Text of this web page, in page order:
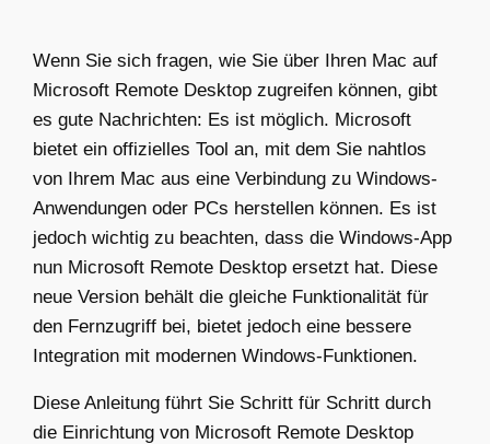
Wenn Sie sich fragen, wie Sie über Ihren Mac auf
Microsoft Remote Desktop zugreifen können, gibt
es gute Nachrichten: Es ist möglich. Microsoft
bietet ein offizielles Tool an, mit dem Sie nahtlos
von Ihrem Mac aus eine Verbindung zu Windows-
Anwendungen oder PCs herstellen können. Es ist
jedoch wichtig zu beachten, dass die Windows-App
nun Microsoft Remote Desktop ersetzt hat. Diese
neue Version behält die gleiche Funktionalität für
den Fernzugriff bei, bietet jedoch eine bessere
Integration mit modernen Windows-Funktionen.
Diese Anleitung führt Sie Schritt für Schritt durch
die Einrichtung von Microsoft Remote Desktop